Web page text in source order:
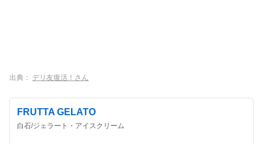
出典： デリ友復活！さん
FRUTTA GELATO
白石/ジェラート・アイスクリーム